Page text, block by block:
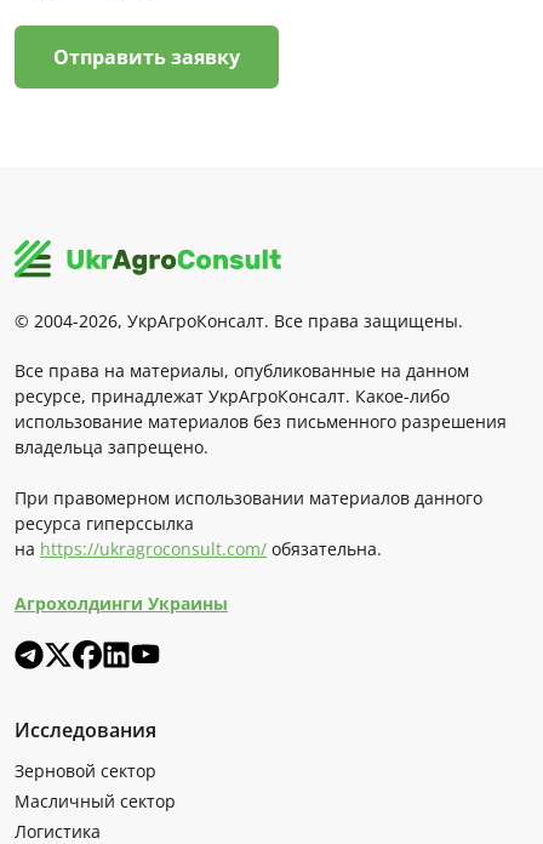
Отправить заявку
© 2004-2026, УкрАгроКонсалт. Все права защищены.
Все права на материалы, опубликованные на данном
ресурсе, принадлежат УкрАгроКонсалт. Какое-либо
использование материалов без письменного разрешения
владельца запрещено.
При правомерном использовании материалов данного
ресурса гиперссылка
на https://ukragroconsult.com/ обязательна.
Агрохолдинги Украины
Исследования
Зерновой сектор
Масличный сектор
Логистика